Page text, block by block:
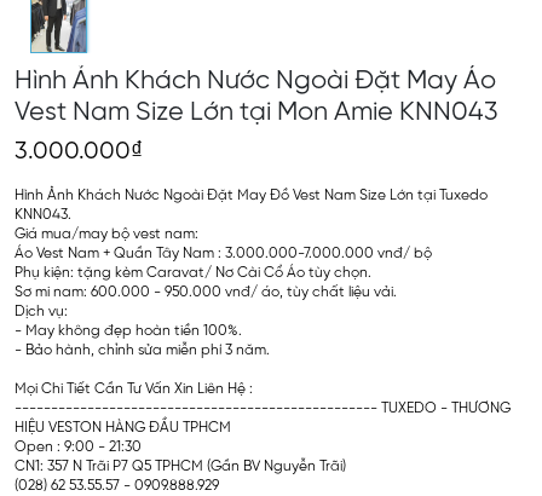
Hình Ảnh Khách Nước Ngoài Đặt May Áo
Vest Nam Size Lớn tại Mon Amie KNN043
3.000.000₫
Hình Ảnh Khách Nước Ngoài Đặt May Đồ Vest Nam Size Lớn tại Tuxedo
KNN043.
Giá mua/may bộ vest nam:
Áo Vest Nam + Quần Tây Nam : 3.000.000-7.000.000 vnđ/ bộ
Phụ kiện: tặng kèm Caravat/ Nơ Cài Cổ Áo tùy chọn.
Sơ mi nam: 600.000 - 950.000 vnđ/ áo, tùy chất liệu vải.
Dịch vụ:
- May không đẹp hoàn tiền 100%.
- Bảo hành, chỉnh sửa miễn phí 3 năm.
Mọi Chi Tiết Cần Tư Vấn Xin Liên Hệ :
-------------------------------------------------- TUXEDO - THƯƠNG
HIỆU VESTON HÀNG ĐẦU TPHCM
Open : 9:00 - 21:30
CN1: 357 N Trãi P7 Q5 TPHCM (Gần BV Nguyễn Trãi)
(028) 62 53.55.57 - 0909.888.929